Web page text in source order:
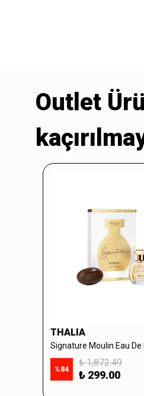
Outlet
THALIA
%84
₺ 1,872.49
₺ 299.00